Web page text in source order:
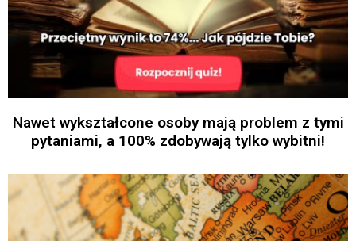
Nawet wykształcone osoby mają problem z tymi
pytaniami, a 100% zdobywają tylko wybitni!